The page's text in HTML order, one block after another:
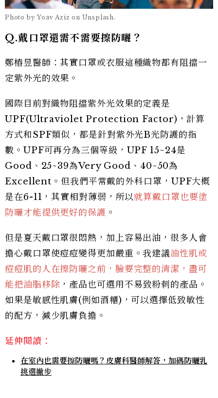
Photo by Yoav Aziz on Unsplash.
Q.戴口罩還需不需要擦防曬？
鄭樁昱醫師：其實口罩或衣服這種織物都有阻擋一
定紫外光的效果。
國際目前對織物阻擋紫外光效果的定義是
UPF(Ultraviolet Protection Factor)，計算
方式和SPF類似，都是針對紫外光B光防護的指
數。UPF可再分為三個等級，UPF 15~24是
Good、25~39為Very Good、40~50為
Excellent。但我們平常戴的外科口罩，UPF大概
是在6-11，其實相對薄弱，所以就算戴口罩也要塗
防曬才能提供更好的保護 。
但是夏天戴口罩很悶熱，加上容易出油，很多人會
擔心戴口罩使痘痘變得更加嚴重。我建議油性肌或
痘痘肌的人在擦防曬之前，臉要完整的清潔，盡可
能把油脂移除 ，產品也可選用不易致粉刺的產品。
如果是敏感性肌膚(例如酒糟)，可以選擇低致敏性
的配方，減少肌膚負擔。
延伸閱讀：
在室內也需要擦防曬嗎？皮膚科醫師解答，加碼防曬乳
挑選撇步